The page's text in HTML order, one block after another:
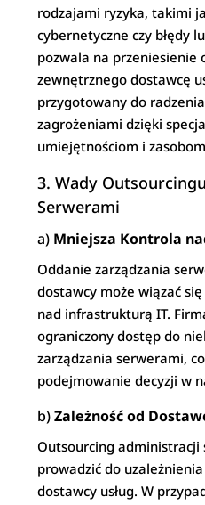
rodzajami ryzyka, takimi
cybernetyczne czy błędy
pozwala na przeniesienie
zewnętrznego dostawcę
przygotowany do
zagrożeniami dzięki
umiejętnościom i
3. Wady
Serwerami
a) Mniejsza Kontrola
Oddanie zarządzania
dostawcy może wiązać
nad infrastrukturą IT.
ograniczony dostęp do
zarządzania serwerami,
podejmowanie decyzji w
b)Zależność od
Outsourcing administracji
prowadzić do
dostawcy usług. W